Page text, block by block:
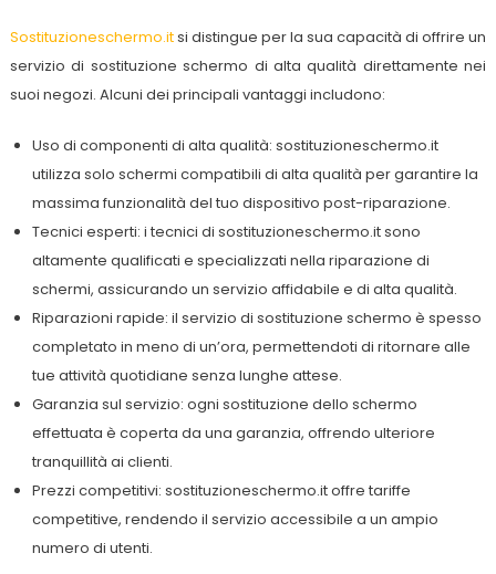
Sostituzioneschermo.itsi distingue per la sua capacità di offrire un
servizio di sostituzione schermo di alta qualità direttamente nei
suoi negozi. Alcuni dei principali vantaggi includono:
Uso di componenti di alta qualità: sostituzioneschermo.it
utilizza solo schermi compatibili di alta qualità per garantire la
massima funzionalità del tuo dispositivo post-riparazione.
Tecnici esperti: i tecnici di sostituzioneschermo.it sono
altamente qualificati e specializzati nella riparazione di
schermi, assicurando un servizio affidabile e di alta qualità.
Riparazioni rapide: il servizio di sostituzione schermo è spesso
completato in meno di un’ora, permettendoti di ritornare alle
tue attività quotidiane senza lunghe attese.
Garanzia sul servizio: ogni sostituzione dello schermo
effettuata è coperta da una garanzia, offrendo ulteriore
tranquillità ai clienti.
Prezzi competitivi: sostituzioneschermo.it offre tariffe
competitive, rendendo il servizio accessibile a un ampio
numero di utenti.